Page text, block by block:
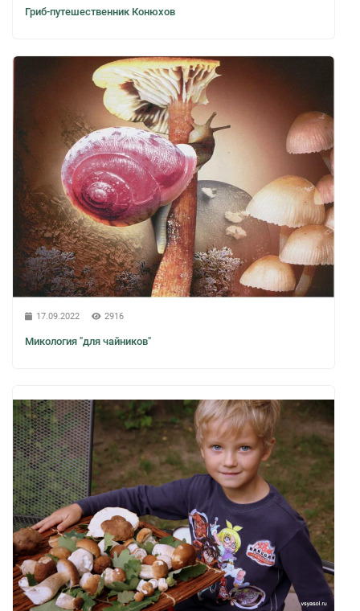
Гриб-путешественник Конюхов
17.09.2022 2916
Микология "для чайников"